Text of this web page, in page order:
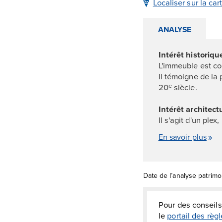
Localiser sur la
ANALYSE
Intérêt
L'immeuble est
Il témoigne de la
20esiècle.
Intérêt
Il s'agit d'un
En savoir plus
Date de l’analyse
Pour des
le portail des